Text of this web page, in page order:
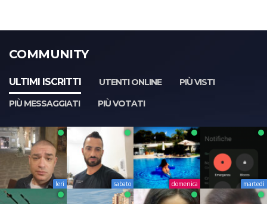
COMMUNITY
ULTIMI ISCRITTI UTENTI ONLINE
PIÙ VISTI
PIÙ MESSAGGIATI
PIÙ VOTATI
Ieri sabato domenica martedì